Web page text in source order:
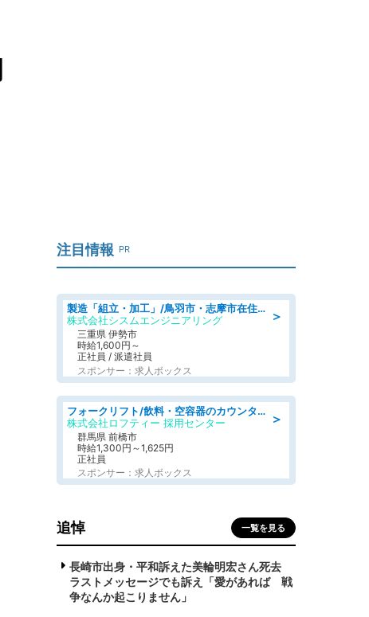
注目情報 PR
＞
製造「組立・加工」/鳥羽市・志摩市在住者も活躍中土日休み 製造サポート
株式会社シスムエンジニアリング
三重県 伊勢市
時給1,600円～
正社員 / 派遣社員
スポンサー：求人ボックス
＞
フォークリフト/飲料・空容器のカウンターフォーク/駒形駅/車11分
株式会社ロフティー 採用センター
群馬県 前橋市
時給1,300円～1,625円
正社員
スポンサー：求人ボックス
追悼 一覧を見る
長崎市出身・平和訴えた美輪明宏さん死去
ラストメッセージでも訴え「愛があれば 戦
争なんか起こりません」